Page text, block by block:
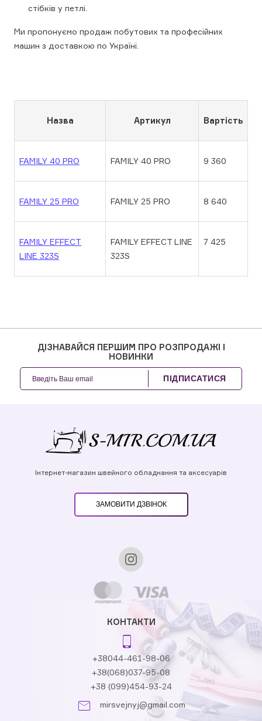
стібків у петлі.
Ми пропонуємо продаж побутових та професійних
машин з доставкою по Україні.
Назва Артикул Вартість
FAMILY 40 PRO FAMILY 40 PRO 9 360
FAMILY 25 PRO FAMILY 25 PRO 8 640
FAMILY EFFECT
LINE 323S
FAMILY EFFECT LINE
323S
7 425
ДІЗНАВАЙСЯ ПЕРШИМ ПРО РОЗПРОДАЖІ І
НОВИНКИ
ПІДПИСАТИСЯ
Інтернет-магазин швейного обладнання та аксесуарів
ЗАМОВИТИ ДЗВІНОК
КОНТАКТИ
+38044-461-98-06
+38(068)037-95-08
+38 (099)454-93-24
mirsvejnyj@gmail.com